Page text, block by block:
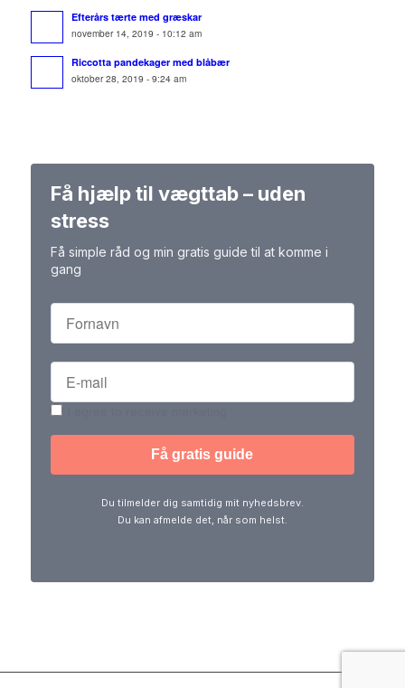
Efterårs tærte med græskar
november 14, 2019 - 10:12 am
Riccotta pandekager med blåbær
oktober 28, 2019 - 9:24 am
Få hjælp til vægttab – uden
stress
Få simple råd og min gratis guide til at komme i
gang
Du tilmelder dig samtidig mit nyhedsbrev.
Du kan afmelde det, når som helst.